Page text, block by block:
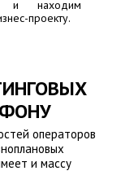
и находим
проекту.
операторов
и массу